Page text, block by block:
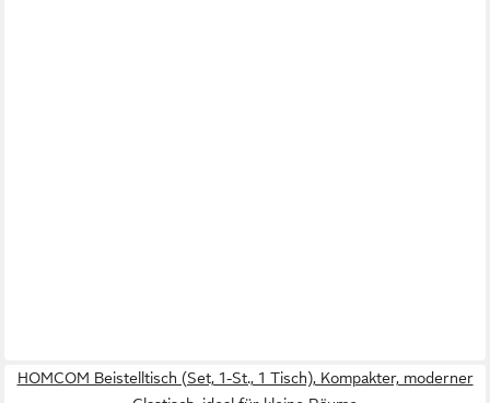
HOMCOM Beistelltisch (Set, 1-St., 1 Tisch), Kompakter, moderner